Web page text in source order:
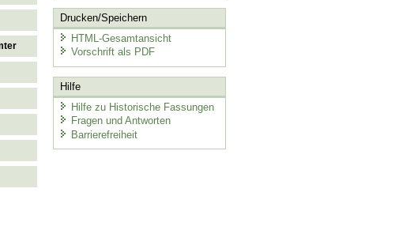
Drucken/Speichern
HTML-Gesamtansicht
Vorschrift als PDF
Hilfe
Hilfe zu Historische Fassungen
Fragen und Antworten
Barrierefreiheit